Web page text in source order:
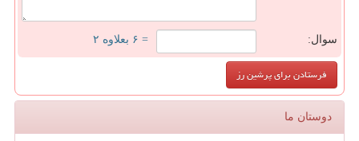
سوال: = ۶ بعلاوه ۲
دوستان ما